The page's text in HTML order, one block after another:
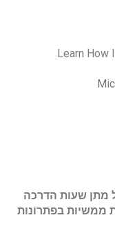
Learn How
מתן שעות הדרכה
ממשיות בפתרונות